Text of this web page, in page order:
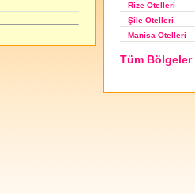
Rize Otelleri
Şile Otelleri
Manisa Otelleri
Tüm Bölgeler